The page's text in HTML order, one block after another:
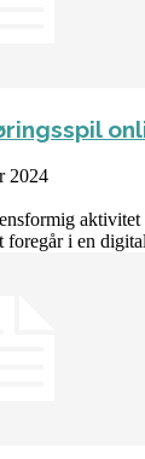
2024
aktivitet
foregår i en